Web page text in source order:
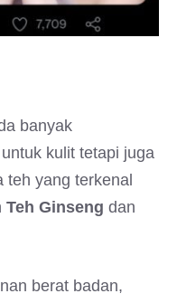
banyak
kulit tetapi juga
teh yang terkenal
Teh Ginseng dan
berat badan,